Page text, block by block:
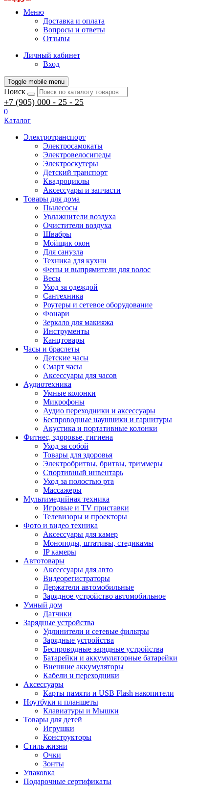
Меню
Доставка и оплата
Вопросы и ответы
Отзывы
Личный кабинет
Вход
Toggle mobile menu
Поиск
+7 (905) 000 - 25 - 25
0
Каталог
Электротранспорт
Электросамокаты
Электровелосипеды
Электроскутеры
Детский транспорт
Квадроциклы
Аксессуары и запчасти
Товары для дома
Пылесосы
Увлажнители воздуха
Очистители воздуха
Швабры
Мойщик окон
Для санузла
Техника для кухни
Фены и выпрямители для волос
Весы
Уход за одеждой
Сантехника
Роутеры и сетевое оборудование
Фонари
Зеркало для макияжа
Инструменты
Канцтовары
Часы и браслеты
Детские часы
Смарт часы
Аксессуары для часов
Аудиотехника
Умные колонки
Микрофоны
Аудио переходники и аксессуары
Беспроводные наушники и гарнитуры
Акустика и портативные колонки
Фитнес, здоровье, гигиена
Уход за собой
Товары для здоровья
Электробритвы, бритвы, триммеры
Спортивный инвентарь
Уход за полостью рта
Массажеры
Мультимедийная техника
Игровые и TV приставки
Телевизоры и проекторы
Фото и видео техника
Аксессуары для камер
Моноподы, штативы, стедикамы
IP камеры
Автотовары
Аксессуары для авто
Видеорегистраторы
Держатели автомобильные
Зарядное устройство автомобильное
Умный дом
Датчики
Зарядные устройства
Удлинители и сетевые фильтры
Зарядные устройства
Беспроводные зарядные устройства
Батарейки и аккумуляторные батарейки
Внешние аккумуляторы
Кабели и переходники
Аксессуары
Карты памяти и USB Flash накопители
Ноутбуки и планшеты
Клавиатуры и Мышки
Товары для детей
Игрушки
Конструкторы
Стиль жизни
Очки
Зонты
Упаковка
Подарочные сертификаты